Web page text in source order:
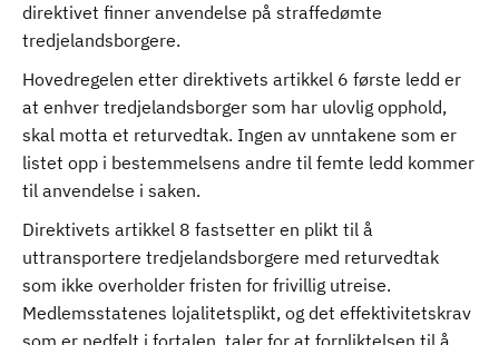
direktivet finner anvendelse på straffedømte
tredjelandsborgere.
Hovedregelen etter direktivets artikkel 6 første ledd er
at enhver tredjelandsborger som har ulovlig opphold,
skal motta et returvedtak. Ingen av unntakene som er
listet opp i bestemmelsens andre til femte ledd kommer
til anvendelse i saken.
Direktivets artikkel 8 fastsetter en plikt til å
uttransportere tredjelandsborgere med returvedtak
som ikke overholder fristen for frivillig utreise.
Medlemsstatenes lojalitetsplikt, og det effektivitetskrav
som er nedfelt i fortalen, taler for at forpliktelsen til å